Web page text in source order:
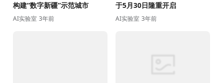
构建“数字新疆”示范城市
AI实验室 3年前
于5月30日隆重开启
AI实验室 3年前